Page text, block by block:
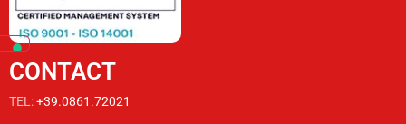
CONTACT
TEL:+39.0861.72021